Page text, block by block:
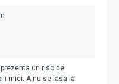
un risc de
mici. A nu se lasa la